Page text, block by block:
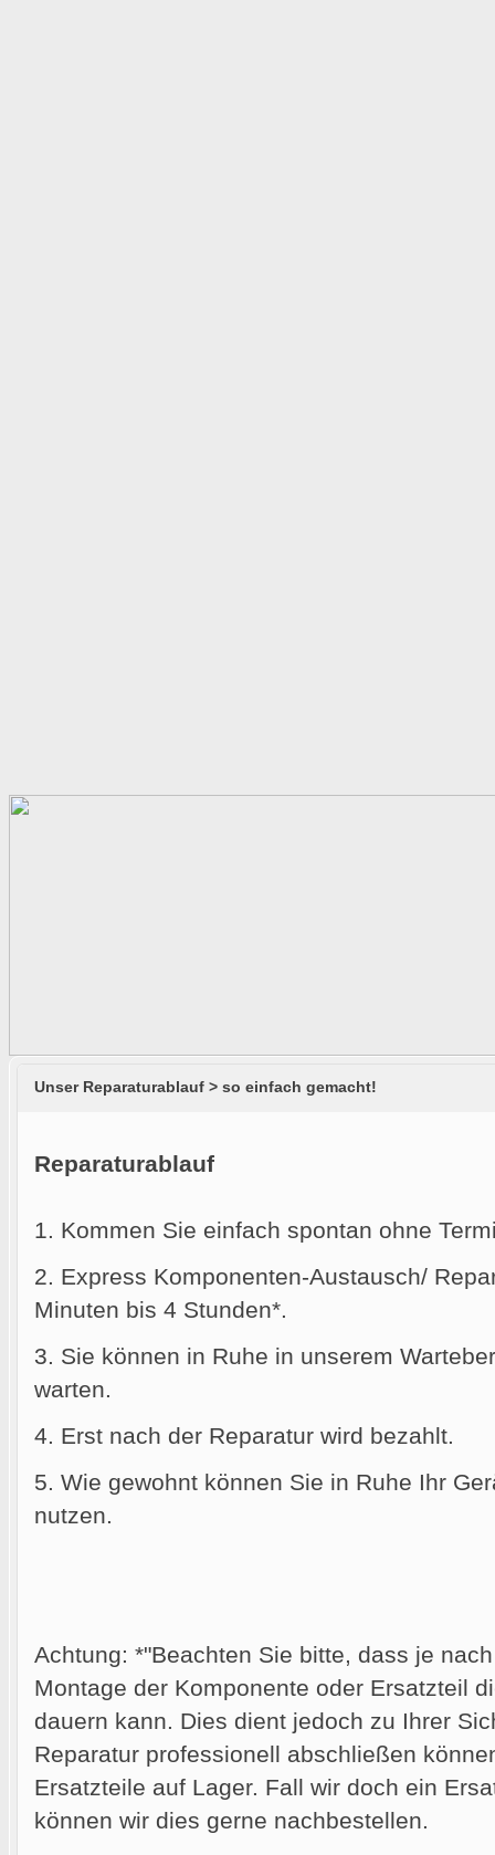
Unser Reparaturablauf > so einfach gemacht!
Reparaturablauf
1. Kommen Sie einfach spontan ohne
2. Express Komponenten-Austausch/
Minuten bis 4 Stunden*.
3. Sie können in Ruhe in unserem
warten.
4. Erst nach der Reparatur wird bezahlt.
5. Wie gewohnt können Sie in Ruhe Ihr
nutzen.
Achtung: *"Beachten Sie bitte, dass je
Montage der Komponente oder Ersatzteil
dauern kann. Dies dient jedoch zu Ihrer
Reparatur professionell abschließen
Ersatzteile auf Lager. Fall wir doch ein
können wir dies gerne nachbestellen.